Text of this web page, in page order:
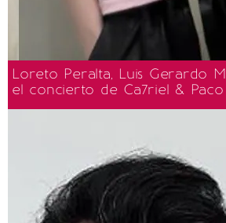
Loreto Peralta, Luis Gerardo
el concierto de Ca7riel &